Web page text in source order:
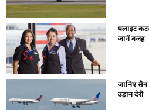
फ्लाइट
जानें वजह
जानिए सैन
उड़ान देरी